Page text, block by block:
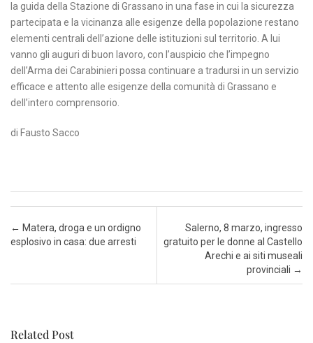
la guida della Stazione di Grassano in una fase in cui la sicurezza
partecipata e la vicinanza alle esigenze della popolazione restano
elementi centrali dell’azione delle istituzioni sul territorio. A lui
vanno gli auguri di buon lavoro, con l’auspicio che l’impegno
dell’Arma dei Carabinieri possa continuare a tradursi in un servizio
efficace e attento alle esigenze della comunità di Grassano e
dell’intero comprensorio.
di Fausto Sacco
Post navigation
← Matera, droga e un ordigno
esplosivo in casa: due arresti
Salerno, 8 marzo, ingresso
gratuito per le donne al Castello
Arechi e ai siti museali
provinciali →
Related Post